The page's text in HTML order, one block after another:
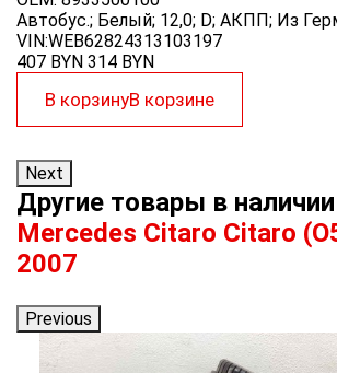
Автобус.; Белый; 12,0; D; АКПП; Из
VIN:WEB62824313103197
407 BYN 314 BYN
В корзинуВ корзине
Next
Другие товары в
Mercedes Citaro Citaro
2007
Previous